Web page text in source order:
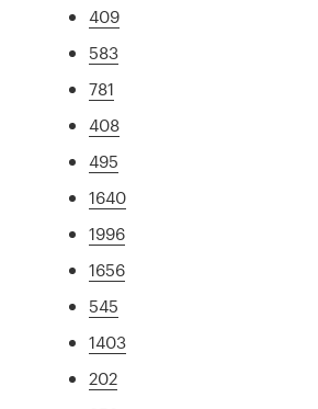
409
583
781
408
495
1640
1996
1656
545
1403
202